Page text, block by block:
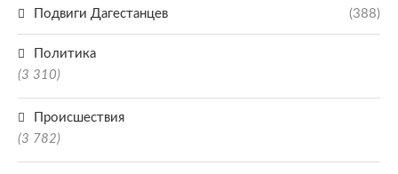
Подвиги Дагестанцев (388)
Политика
(3 310)
Происшествия
(3 782)